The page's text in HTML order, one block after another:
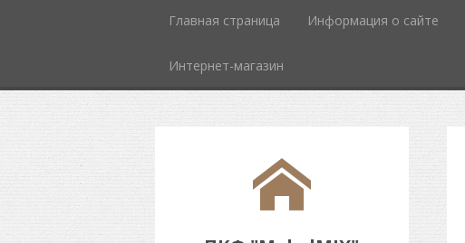
Главная страница Информация о сайте
Интернет-магазин